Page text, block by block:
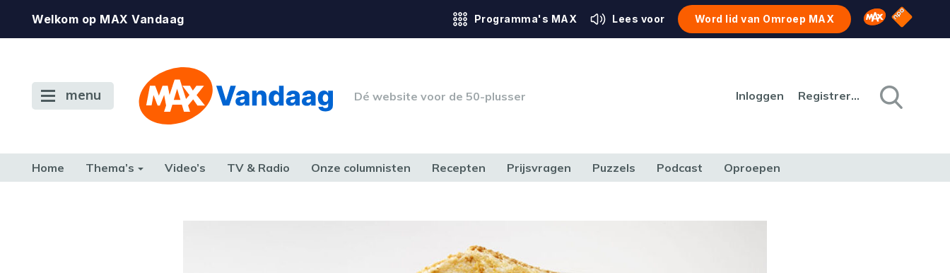
Welkom op MAX Vandaag Programma's MAX Lees voor Word lid van Omroep MAX Omroep MAX
NPO
menu Dé website voor de 50-plusser Inloggen Registreren
Home Thema’s Video’s TV & Radio Onze columnisten Recepten Prijsvragen Puzzels Podcast Oproepen